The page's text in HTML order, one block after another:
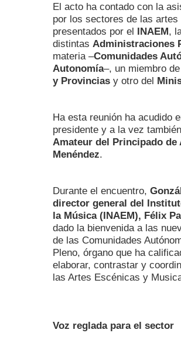
El acto ha contado con la
por los sectores de las
presentados por el INAEM,
distintas Administraciones
materia –Comunidades
Autonomía–, un miembro
y Provincias y otro del
Ha esta reunión ha acudido
presidente y a la vez
Amateur del Principado de
Menéndez.
Durante el encuentro,
director general del
la Música (INAEM), Félix
dado la bienvenida a las
de las Comunidades
Pleno, órgano que ha
elaborar, contrastar y
las Artes Escénicas y
Voz reglada para el sector